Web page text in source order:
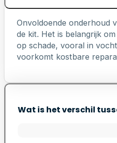
Onvoldoende onderhoud
de kit. Het is belangrijk
op schade, vooral in
voorkomt kostbare
Wat is het verschil